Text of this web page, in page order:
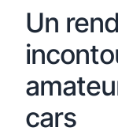
Un
cars